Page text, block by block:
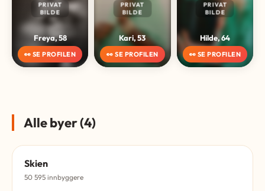
PRIVAT
BILDE
Freya, 58
👀 SE PROFILEN
PRIVAT
BILDE
Kari, 53
👀 SE PROFILEN
PRIVAT
BILDE
Hilde, 64
👀 SE PROFILEN
Alle byer (4)
Skien
50 595 innbyggere